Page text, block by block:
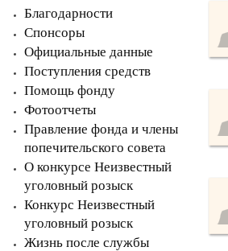
Благодарности
Спонсоры
Официальные данные
Поступления средств
Помощь фонду
Фотоотчеты
Правление фонда и члены
попечительского совета
О конкурсе Неизвестный
уголовный розыск
Конкурс Неизвестный
уголовный розыск
Жизнь после службы